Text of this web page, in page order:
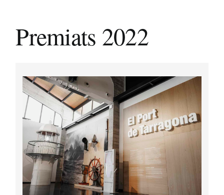
Premiats 2022